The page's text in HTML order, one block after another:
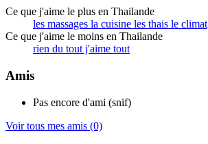
Ce que j'aime le plus en Thailande
les massages la cuisine les thais le climat
Ce que j'aime le moins en Thailande
rien du tout j'aime tout
Amis
Pas encore d'ami (snif)
Voir tous mes amis (0)